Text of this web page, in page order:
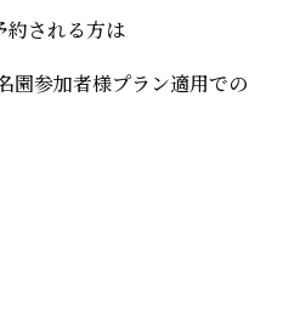
される方は
園参加者様プラン適用での